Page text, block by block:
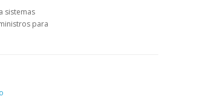
sistemas
para